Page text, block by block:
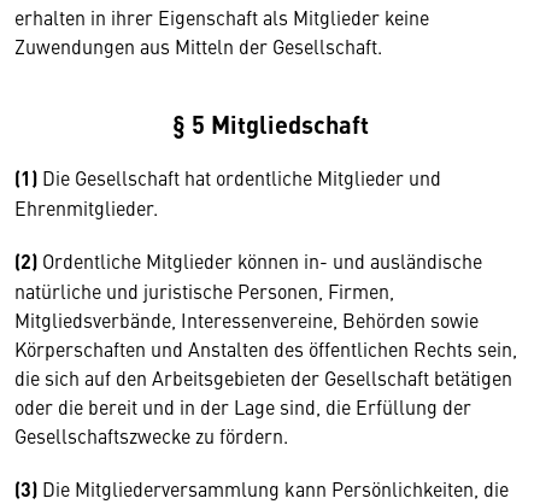
erhalten in ihrer Eigenschaft als Mitglieder keine
Zuwendungen aus Mitteln der Gesellschaft.
§ 5 Mitgliedschaft
(1) Die Gesellschaft hat ordentliche Mitglieder und
Ehrenmitglieder.
(2) Ordentliche Mitglieder können in- und ausländische
natürliche und juristische Personen, Firmen,
Mitgliedsverbände, Interessenvereine, Behörden sowie
Körperschaften und Anstalten des öffentlichen Rechts sein,
die sich auf den Arbeitsgebieten der Gesellschaft betätigen
oder die bereit und in der Lage sind, die Erfüllung der
Gesellschaftszwecke zu fördern.
(3) Die Mitgliederversammlung kann Persönlichkeiten, die